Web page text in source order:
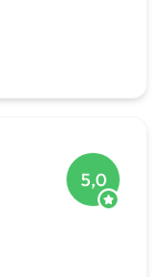
5,0